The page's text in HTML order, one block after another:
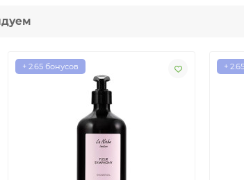
+ 2.65 бонусов +